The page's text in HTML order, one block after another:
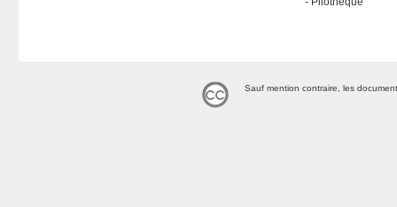
Sauf mention contraire, les